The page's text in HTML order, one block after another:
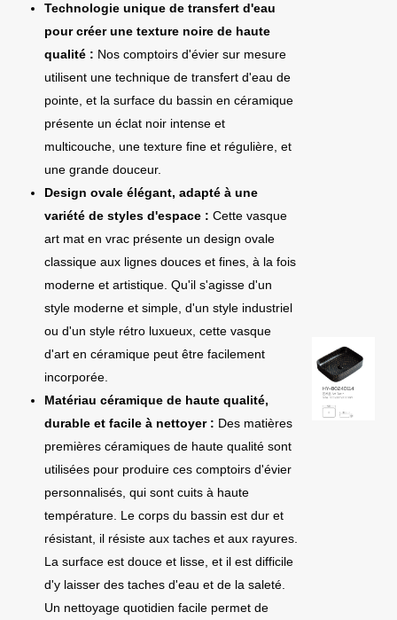
Technologie unique de transfert d'eau
pour créer une texture noire de haute
qualité : Nos comptoirs d'évier sur mesure
utilisent une technique de transfert d'eau de
pointe, et la surface du bassin en céramique
présente un éclat noir intense et
multicouche, une texture fine et régulière, et
une grande douceur.
Design ovale élégant, adapté à une
variété de styles d'espace : Cette vasque
art mat en vrac présente un design ovale
classique aux lignes douces et fines, à la fois
moderne et artistique. Qu'il s'agisse d'un
style moderne et simple, d'un style industriel
ou d'un style rétro luxueux, cette vasque
d'art en céramique peut être facilement
incorporée.
Matériau céramique de haute qualité,
durable et facile à nettoyer : Des matières
premières céramiques de haute qualité sont
utilisées pour produire ces comptoirs d'évier
personnalisés, qui sont cuits à haute
température. Le corps du bassin est dur et
résistant, il résiste aux taches et aux rayures.
La surface est douce et lisse, et il est difficile
d'y laisser des taches d'eau et de la saleté.
Un nettoyage quotidien facile permet de